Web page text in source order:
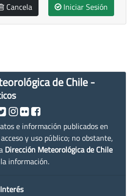
Cancela Iniciar Sesión
de Chile -
e información publicados en
y uso público; no obstante,
Dirección Meteorológica de Chile
información.